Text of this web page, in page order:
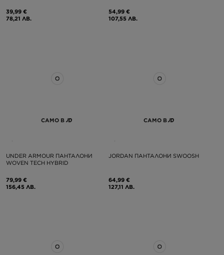
39,99 €
78,21 ЛВ.
54,99 €
107,55 ЛВ.
САМО В
UNDER ARMOUR ПАНТАЛОНИ
WOVEN TECH HYBRID
79,99 €
156,45 ЛВ.
САМО В
JORDAN ПАНТАЛОНИ SWOOSH
64,99 €
127,11 ЛВ.